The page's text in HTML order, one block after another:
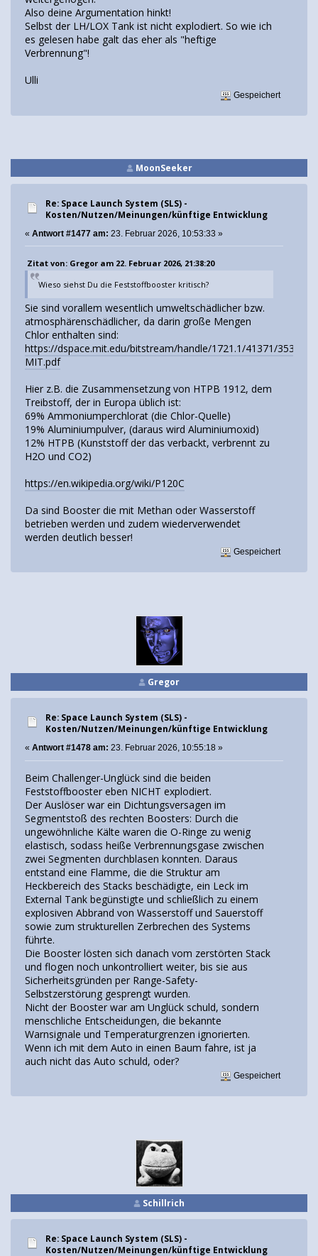
Also deine Argumentation hinkt!
Selbst der LH/LOX Tank ist nicht explodiert. So wie ich
es gelesen habe galt das eher als "heftige
Verbrennung"!
Ulli
Gespeichert
MoonSeeker
Re: Space Launch System (SLS) -
Kosten/Nutzen/Meinungen/künftige Entwicklung
« Antwort #1477 am: 23. Februar 2026, 10:53:33 »
Zitat von: Gregor am 22. Februar 2026, 21:38:20
Wieso siehst Du die Feststoffbooster kritisch?
Sie sind vorallem wesentlich umweltschädlicher bzw.
atmosphärenschädlicher, da darin große Mengen
Chlor enthalten sind:
https://dspace.mit.edu/bitstream/handle/1721.1/41371/
MIT.pdf
Hier z.B. die Zusammensetzung von HTPB 1912, dem
Treibstoff, der in Europa üblich ist:
69% Ammoniumperchlorat (die Chlor-Quelle)
19% Aluminiumpulver, (daraus wird Aluminiumoxid)
12% HTPB (Kunststoff der das verbackt, verbrennt zu
H2O und CO2)
https://en.wikipedia.org/wiki/P120C
Da sind Booster die mit Methan oder Wasserstoff
betrieben werden und zudem wiederverwendet
werden deutlich besser!
Gespeichert
Gregor
Re: Space Launch System (SLS) -
Kosten/Nutzen/Meinungen/künftige Entwicklung
« Antwort #1478 am: 23. Februar 2026, 10:55:18 »
Beim Challenger-Unglück sind die beiden
Feststoffbooster eben NICHT explodiert.
Der Auslöser war ein Dichtungsversagen im
Segmentstoß des rechten Boosters: Durch die
ungewöhnliche Kälte waren die O-Ringe zu wenig
elastisch, sodass heiße Verbrennungsgase zwischen
zwei Segmenten durchblasen konnten. Daraus
entstand eine Flamme, die die Struktur am
Heckbereich des Stacks beschädigte, ein Leck im
External Tank begünstigte und schließlich zu einem
explosiven Abbrand von Wasserstoff und Sauerstoff
sowie zum strukturellen Zerbrechen des Systems
führte.
Die Booster lösten sich danach vom zerstörten Stack
und flogen noch unkontrolliert weiter, bis sie aus
Sicherheitsgründen per Range-Safety-
Selbstzerstörung gesprengt wurden.
Nicht der Booster war am Unglück schuld, sondern
menschliche Entscheidungen, die bekannte
Warnsignale und Temperaturgrenzen ignorierten.
Wenn ich mit dem Auto in einen Baum fahre, ist ja
auch nicht das Auto schuld, oder?
Gespeichert
Schillrich
Re: Space Launch System (SLS) -
Kosten/Nutzen/Meinungen/künftige Entwicklung